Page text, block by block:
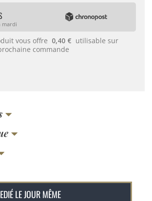
mardi
vous offre 0,40 € utilisable sur
commande
LE JOUR MÊME